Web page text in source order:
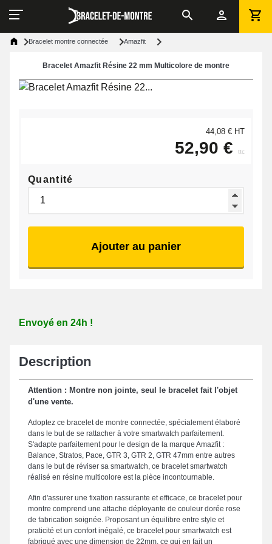
Bracelet montre connectée Amazfit
Bracelet Amazfit Résine 22 mm Multicolore de montre
44,08 € HT
52,90 € ttc
Quantité
Ajouter au panier
Envoyé en 24h !
Description
Attention : Montre non jointe, seul le bracelet fait l'objet
d'une vente.
Adoptez ce bracelet de montre connectée, spécialement élaboré
dans le but de se rattacher à votre smartwatch parfaitement.
S'adapte parfaitement pour le design de la marque Amazfit :
Balance, Stratos, Pace, GTR 3, GTR 2, GTR 47mm entre autres
dans le but de réviser sa smartwatch, ce bracelet smartwatch
réalisé en résine multicolore est la pièce incontournable.
Afin d'assurer une fixation rassurante et efficace, ce bracelet pour
montre comprend une attache déployante de couleur dorée rose
de fabrication soignée. Proposant un équilibre entre style et
praticité et un confort inégalé, ce bracelet pour smartwatch est
fabriqué avec une dimension de 22mm, ce qui en fait un